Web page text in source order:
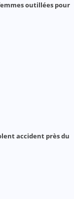
outillées pour
accident près du